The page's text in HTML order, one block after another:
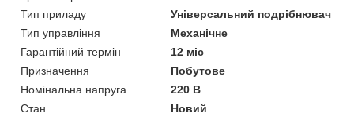
Тип приладу
Універсальний подрібнювач
Тип управління
Механічне
Гарантійний термін
12 міс
Призначення
Побутове
Номінальна напруга
220 В
Стан
Новий